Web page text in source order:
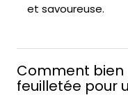
et savoureuse.
Comment bien
feuilletée pour